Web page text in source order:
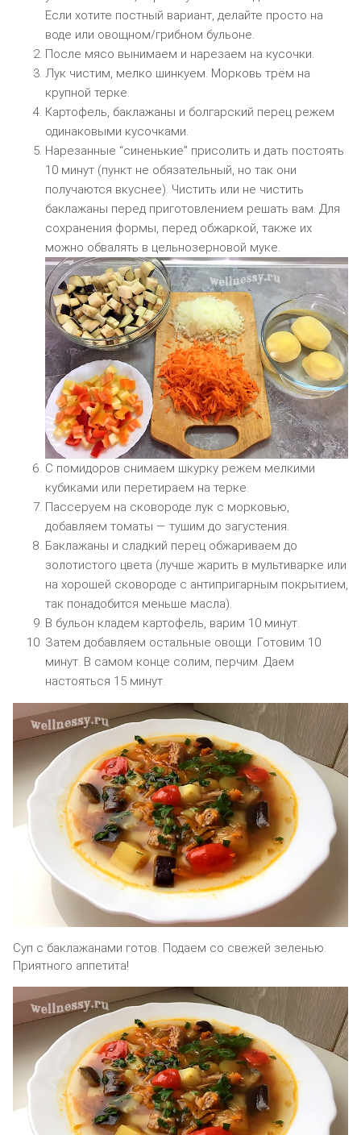
Если хотите постный вариант, делайте просто на
воде или овощном/грибном бульоне.
После мясо вынимаем и нарезаем на кусочки.
Лук чистим, мелко шинкуем. Морковь трём на
крупной терке.
Картофель, баклажаны и болгарский перец режем
одинаковыми кусочками.
Нарезанные “синенькие” присолить и дать постоять
10 минут (пункт не обязательный, но так они
получаются вкуснее). Чистить или не чистить
баклажаны перед приготовлением решать вам. Для
сохранения формы, перед обжаркой, также их
можно обвалять в цельнозерновой муке.
С помидоров снимаем шкурку режем мелкими
кубиками или перетираем на терке.
Пассеруем на сковороде лук с морковью,
добавляем томаты — тушим до загустения.
Баклажаны и сладкий перец обжариваем до
золотистого цвета (лучше жарить в мультиварке или
на хорошей сковороде с антипригарным покрытием,
так понадобится меньше масла).
В бульон кладем картофель, варим 10 минут.
Затем добавляем остальные овощи. Готовим 10
минут. В самом конце солим, перчим. Даем
настояться 15 минут.
Суп с баклажанами готов. Подаем со свежей зеленью.
Приятного аппетита!